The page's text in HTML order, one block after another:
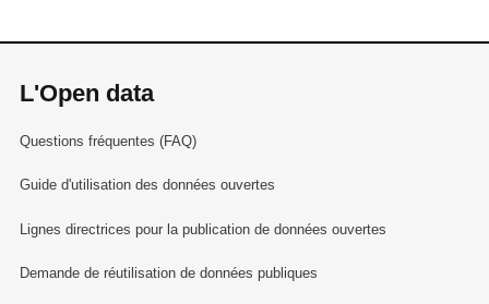
L'Open data
Questions fréquentes (FAQ)
Guide d'utilisation des données ouvertes
Lignes directrices pour la publication de données ouvertes
Demande de réutilisation de données publiques